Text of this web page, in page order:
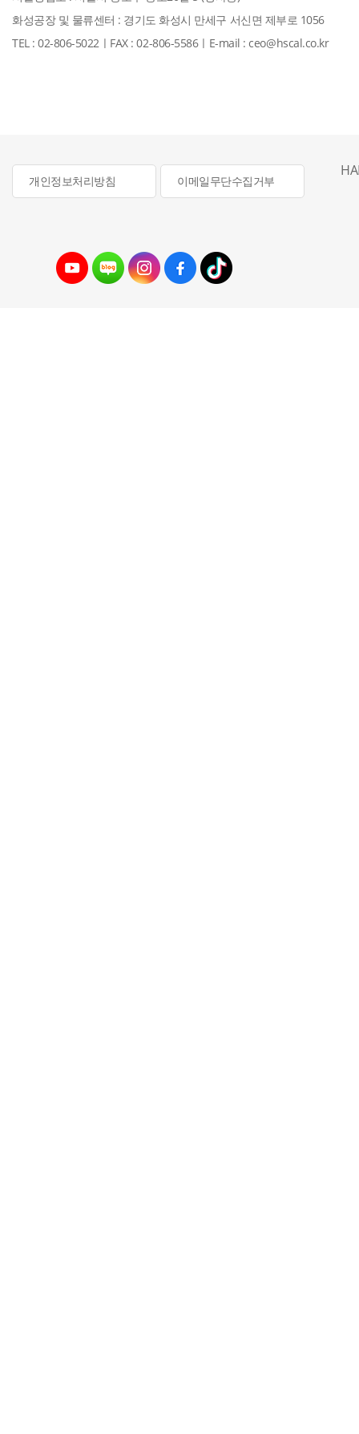
화성공장 및 물류센터 : 경기도 화성시 만세구 서신면 제부로 1056
TEL : 02-806-5022ㅣ FAX : 02-806-5586ㅣ E-mail : ceo@hscal.co.kr
개인정보처리방침 이메일무단수집거부